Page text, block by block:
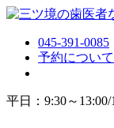
045-391-0085
予約について
平日：9:30～